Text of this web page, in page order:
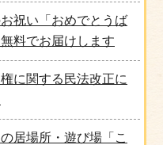
祝い「おめでとうば
料でお届けします
に関する民法改正に
居場所・遊び場「こ